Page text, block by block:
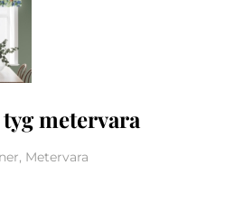
metervara
Metervara